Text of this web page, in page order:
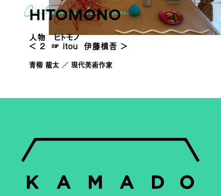
HITOMONO
人物 ヒトモノ
＜ 2 ☞ itou 伊藤槙吾 ＞
青柳 龍太 ／ 現代美術作家